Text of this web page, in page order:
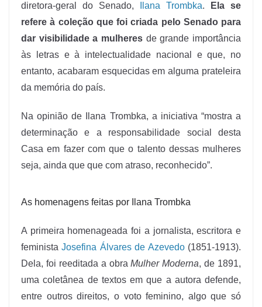
diretora-geral do Senado,
Ilana Trombka.
Ela se
refere à coleção que foi criada pelo Senado para
dar visibilidade a mulheres de grande importância
às letras e à intelectualidade nacional e que, no
entanto, acabaram esquecidas em alguma prateleira
da memória do país.
Na opinião de Ilana Trombka, a iniciativa “mostra a
determinação e a responsabilidade social desta
Casa em fazer com que o talento dessas mulheres
seja, ainda que que com atraso, reconhecido”.
As homenagens feitas por Ilana Trombka
A primeira homenageada foi a jornalista, escritora e
feministaJosefina Álvares de Azevedo(1851-1913).
Dela, foi reeditada a obraMulher Moderna, de 1891,
uma coletânea de textos em que a autora defende,
entre outros direitos, o voto feminino, algo que só